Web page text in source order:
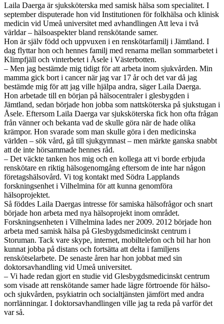
Laila Daerga är sjuksköterska med samisk hälsa som specialitet. I
september disputerade hon vid Institutionen för folkhälsa och klinisk
medicin vid Umeå universitet med avhandlingen Att leva i två
världar – hälsoaspekter bland renskötande samer.
Hon är själv född och uppvuxen i en renskötarfamilj i Jämtland. I
dag flyttar hon och hennes familj med renarna mellan sommarbetet i
Klimpfjäll och vinterbetet i Åsele i Västerbotten.
– Men jag bestämde mig tidigt för att arbeta inom sjukvården. Min
mamma gick bort i cancer när jag var 17 år och det var då jag
bestämde mig för att jag ville hjälpa andra, säger Laila Daerga.
Hon arbetade till en början på hälsocentraler i glesbygden i
Jämtland, sedan började hon jobba som nattsköterska på sjukstugan i
Åsele. Eftersom Laila Daerga var sjuksköterska fick hon ofta frågan
från vänner och bekanta vad de skulle göra när de hade olika
krämpor. Hon svarade som man skulle göra i den medicinska
världen – sök vård, gå till sjukgymnast – men märkte ganska snabbt
att de inte hörsammade hennes råd.
– Det väckte tanken hos mig och en kollega att vi borde erbjuda
renskötare en riktig hälsogenomgång eftersom de inte har någon
företagshälsovård. Vi tog kontakt med Södra Lapplands
forskningsenhet i Vilhelmina för att kunna genomföra
hälsoprojektet.
Så föddes Laila Daergas intresse för samiska hälsofrågor och snart
började hon arbeta med nya hälsoprojekt inom området.
Forskningsenheten i Vilhelmina lades ner 2009. 2012 började hon
arbeta med samisk hälsa på Glesbygdsmedicinskt centrum i
Storuman. Tack vare skype, internet, mobiltelefon och bil har hon
kunnat jobba på distans och fortsätta att delta i familjens
renskötselarbete. De senaste åren har hon jobbat med sin
doktorsavhandling vid Umeå universitet.
– Vi hade redan gjort en studie vid Glesbygdsmedicinskt centrum
som visade att renskötande samer hade lägre förtroende för hälso-
och sjukvården, psykiatrin och socialtjänsten jämfört med andra
norrlänningar. I doktorsavhandlingen ville jag ta reda på varför det
var så.